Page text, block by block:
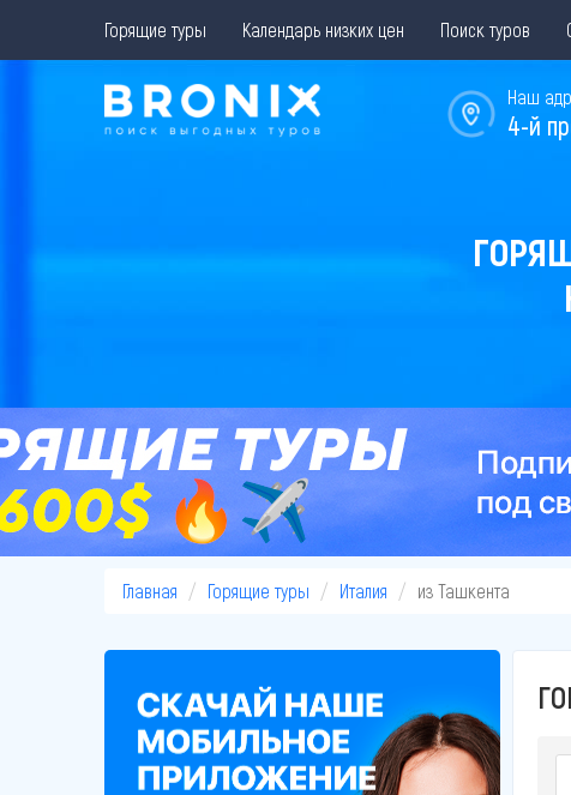
Горящие туры Календарь низких цен Поиск туров
Наш
4-й
Главная Горящие туры Италия из Ташкента